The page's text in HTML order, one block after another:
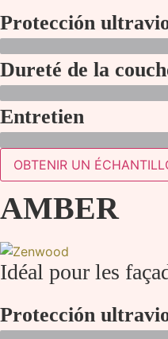
Protección
Dureté de la
Entretien
OBTENIR UN
AMBER
Idéal pour les
Protección